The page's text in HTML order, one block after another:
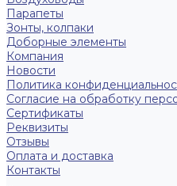
Парапеты
Зонты, колпаки
Доборные элементы
Компания
Новости
Политика
Согласие на обработку
Сертификаты
Реквизиты
Отзывы
Оплата и доставка
Контакты